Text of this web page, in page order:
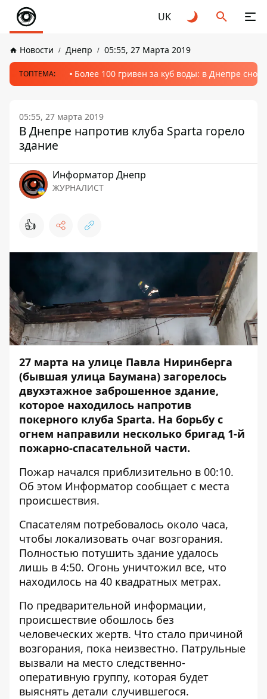
UK
Новости Днепр 05:55, 27 Марта 2019
ТОПТЕМА: Более 100 гривен за куб воды: в Днепре
05:55, 27 марта 2019
В Днепре напротив клуба Sparta горело
здание
Информатор Днепр
ЖУРНАЛИСТ
👍
27 марта на улице Павла Ниринберга
(бывшая улица Баумана) загорелось
двухэтажное заброшенное здание,
которое находилось напротив
покерного клуба Sparta. На борьбу с
огнем направили несколько бригад 1-й
пожарно-спасательной части.
Пожар начался приблизительно в 00:10.
Об этом Информатор сообщает с места
происшествия.
Спасателям потребовалось около часа,
чтобы локализовать очаг возгорания.
Полностью потушить здание удалось
лишь в 4:50. Огонь уничтожил все, что
находилось на 40 квадратных метрах.
По предварительной информации,
происшествие обошлось без
человеческих жертв. Что стало причиной
возгорания, пока неизвестно. Патрульные
вызвали на место следственно-
оперативную группу, которая будет
выяснять детали случившегося.